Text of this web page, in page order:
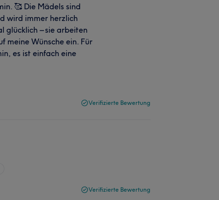
🥰 Die Mädels sind
wird immer herzlich
glücklich – sie arbeiten
meine Wünsche ein. Für
es ist einfach eine
Verifizierte Bewertung
Verifizierte Bewertung